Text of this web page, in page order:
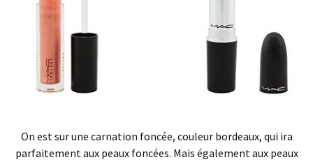
On est sur une carnation foncée, couleur bordeaux, qui ira
parfaitement aux peaux foncées. Mais également aux peaux